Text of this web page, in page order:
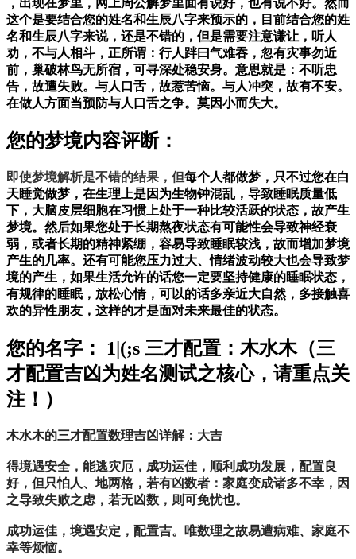
，出现在梦里，网上周公解梦里面有说好，也有说不好。然而
这个是要结合您的姓名和生辰八字来预示的，目前结合您的姓
名和生辰八字来说，还是不错的，但是需要注意谦让，听人
劝，不与人相斗，正所谓：行人跘曰气难吞，忽有灾事勿近
前，巢破林鸟无所宿，可寻深处稳安身。意思就是：不听忠
告，故遭失败。与人口舌，故惹苦恼。与人冲突，故有不安。
在做人方面当预防与人口舌之争。莫因小而失大。
您的梦境内容评断：
即使梦境解析是不错的结果，但每个人都做梦，只不过您在白
天睡觉做梦，在生理上是因为生物钟混乱，导致睡眠质量低
下，大脑皮层细胞在习惯上处于一种比较活跃的状态，故产生
梦境。然后如果您处于长期熬夜状态有可能性会导致神经衰
弱，或者长期的精神紧绷，容易导致睡眠较浅，故而增加梦境
产生的几率。还有可能您压力过大、情绪波动较大也会导致梦
境的产生，如果生活允许的话您一定要坚持健康的睡眠状态，
有规律的睡眠，放松心情，可以的话多亲近大自然，多接触喜
欢的异性朋友，这样的才是面对未来最佳的状态。
您的名字： 1|(;s 三才配置：木水木（三
才配置吉凶为姓名测试之核心，请重点关
注！）
木水木的三才配置数理吉凶详解：大吉
得境遇安全，能逃灾厄，成功运佳，顺利成功发展，配置良
好，但只怕人、地两格，若有凶数者：家庭变成诸多不幸，因
之导致失败之虑，若无凶数，则可免忧也。
成功运佳，境遇安定，配置吉。唯数理之故易遭病难、家庭不
幸等烦恼。